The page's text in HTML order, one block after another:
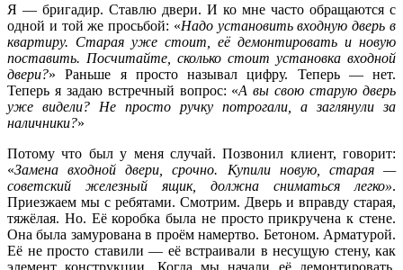
Я — бригадир. Ставлю двери. И ко мне часто обращаются с
одной и той же просьбой: «Надо установить входную дверь в
квартиру. Старая уже стоит, её демонтировать и новую
поставить. Посчитайте, сколько стоит установка входной
двери?» Раньше я просто называл цифру. Теперь — нет.
Теперь я задаю встречный вопрос: «А вы свою старую дверь
уже видели? Не просто ручку потрогали, а заглянули за
наличники?»
Потому что был у меня случай. Позвонил клиент, говорит:
«Замена входной двери , срочно. Купили новую, старая —
советский железный ящик, должна сниматься легко».
Приезжаем мы с ребятами. Смотрим. Дверь и вправду старая,
тяжёлая. Но. Её коробка была не просто прикручена к стене.
Она была замурована в проём намертво. Бетоном. Арматурой.
Её не просто ставили — её встраивали в несущую стену, как
элемент конструкции. Когда мы начали её демонтировать,